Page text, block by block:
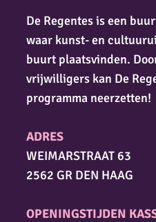
De Regentes is een
waar kunst- en
buurt plaatsvinden.
vrijwilligers kan De
programma neerzetten!
ADRES
WEIMARSTRAAT 63
2562 GR DEN HAAG
OPENINGSTIJDEN